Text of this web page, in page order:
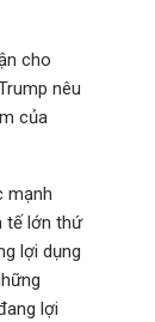
cho
nêu
của
mạnh
tế lớn thứ
lợi dụng
lợi